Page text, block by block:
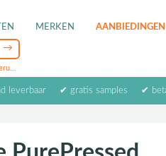
MERKEN AANBIEDINGEN
leverbaar ✔ gratis samples ✔